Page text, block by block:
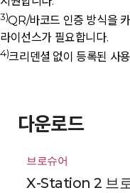
3)QR/바코드 인증 방식을
라이선스가 필요합니다.
4)크리덴셜 없이 등록된 사
다운로드
브로슈어
X-Station 2 브